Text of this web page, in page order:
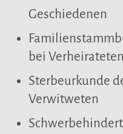
Geschiedenen
bei Verheirateten
Sterbeurkunde
Verwitweten